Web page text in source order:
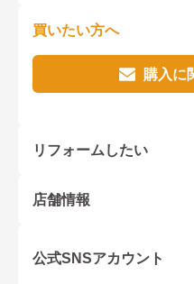
買いたい方へ
購入に
リフォームしたい
店舗情報
公式SNSアカウント